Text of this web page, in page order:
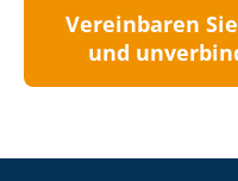
Vereinbaren
und